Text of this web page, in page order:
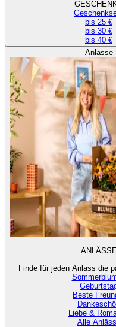
bis 25 €
bis 30 €
bis 40 €
Anlässe
Finde für jeden Anlass die
Beste
Liebe &
Alle